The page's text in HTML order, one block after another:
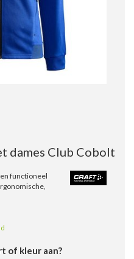
dames Club Cobolt
functioneel
of kleur aan?